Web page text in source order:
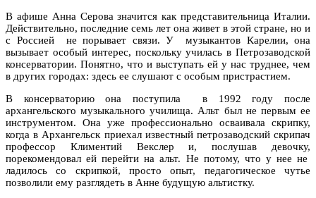
В афише Анна Серова значится как представительница Италии.
Действительно, последние семь лет она живет в этой стране, но и
с Россией не порывает связи. У музыкантов Карелии, она
вызывает особый интерес, поскольку училась в Петрозаводской
консерватории. Понятно, что и выступать ей у нас труднее, чем
в других городах: здесь ее слушают с особым пристрастием.
В консерваторию она поступила в 1992 году после
архангельского музыкального училища. Альт был не первым ее
инструментом. Она уже профессионально осваивала скрипку,
когда в Архангельск приехал известный петрозаводский скрипач
профессор Климентий Векслер и, послушав девочку,
порекомендовал ей перейти на альт. Не потому, что у нее не
ладилось со скрипкой, просто опыт, педагогическое чутье
позволили ему разглядеть в Анне будущую альтистку.